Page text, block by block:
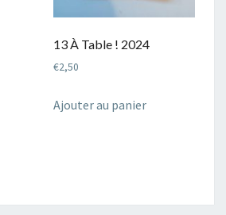
13 À Table ! 2024
€2,50
Ajouter au panier